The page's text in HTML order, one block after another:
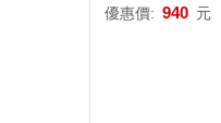
優惠價: 940 元